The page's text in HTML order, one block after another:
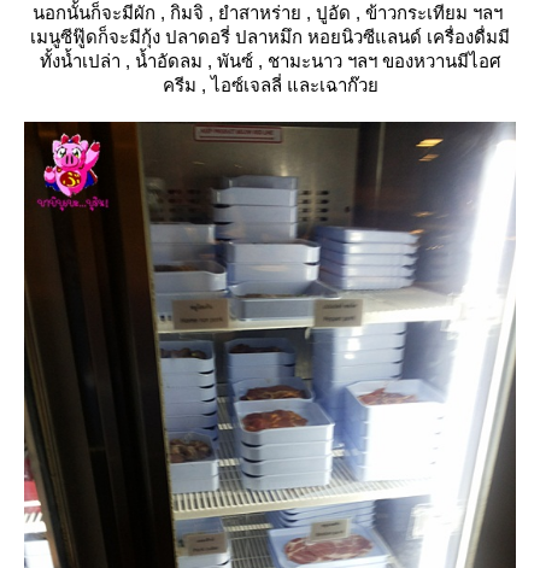
นอกนั้นก็จะมีผัก , กิมจิ , ยำสาหร่าย , ปูอัด , ข้าวกระเทียม ฯลฯ
เมนูซีฟู๊ดก็จะมีกุ้ง ปลาดอรี่ ปลาหมึก หอยนิวซีแลนด์ เครื่องดื่มมี
ทั้งน้ำเปล่า , น้ำอัดลม , พันซ์ , ชามะนาว ฯลฯ ของหวานมีไอศ
ครีม , ไอซ์เจลลี่ และเฉาก๊ว